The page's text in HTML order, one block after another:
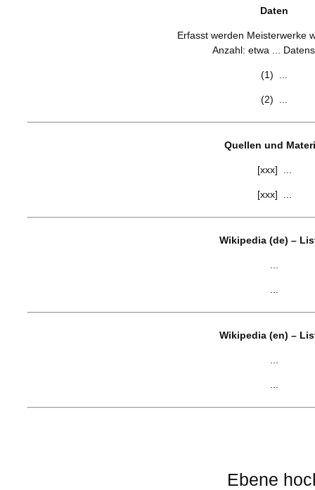
Daten
Erfasst werden Meisterwerke
Anzahl: etwa ...
(1) ...
(2) ...
Quellen und
[xxx] ...
[xxx] ...
Wikipedia (de) –
Wikipedia (en) –
Ebene